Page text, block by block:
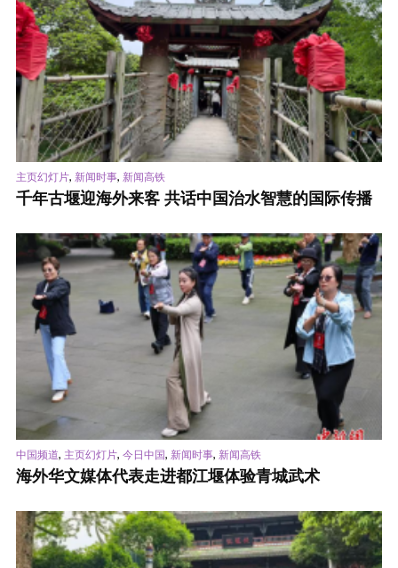
主页幻灯片, 新闻时事, 新闻高铁
千年古堰迎海外来客 共话中国治水智慧的国际传播
中国频道, 主页幻灯片, 今日中国, 新闻时事, 新闻高铁
海外华文媒体代表走进都江堰体验青城武术